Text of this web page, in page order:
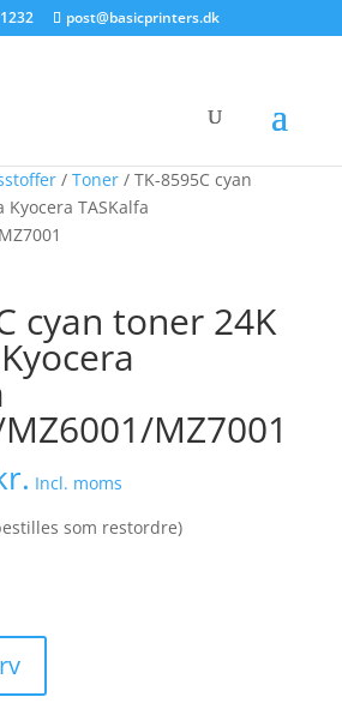
post@basicprinters.dk
/ Toner/ TK-8595C cyan
TASKalfa
cyan toner 24K
MZ7001
Incl. moms
som restordre)